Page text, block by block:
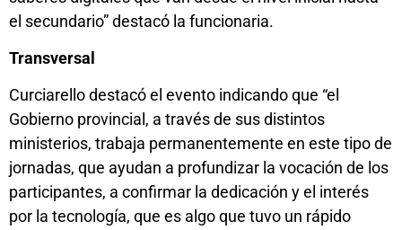
el secundario” destacó la funcionaria.
Transversal
Curciarello destacó el evento indicando que “el
Gobierno provincial, a través de sus distintos
ministerios, trabaja permanentemente en este tipo de
jornadas, que ayudan a profundizar la vocación de los
participantes, a confirmar la dedicación y el interés
por la tecnología, que es algo que tuvo un rápido